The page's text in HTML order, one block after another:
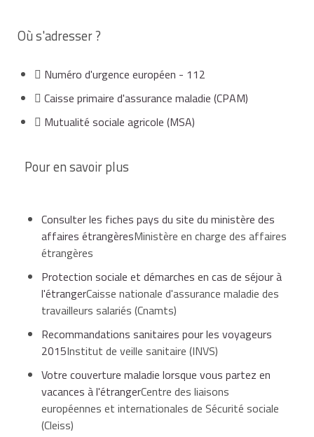
Où s'adresser ?
Numéro d'urgence européen - 112
Caisse primaire d'assurance maladie (CPAM)
Mutualité sociale agricole (MSA)
Pour en savoir plus
Consulter les fiches pays du site du ministère des
affaires étrangèresMinistère en charge des affaires
étrangères
Protection sociale et démarches en cas de séjour à
l'étrangerCaisse nationale d'assurance maladie des
travailleurs salariés (Cnamts)
Recommandations sanitaires pour les voyageurs
2015Institut de veille sanitaire (INVS)
Votre couverture maladie lorsque vous partez en
vacances à l'étrangerCentre des liaisons
européennes et internationales de Sécurité sociale
(Cleiss)